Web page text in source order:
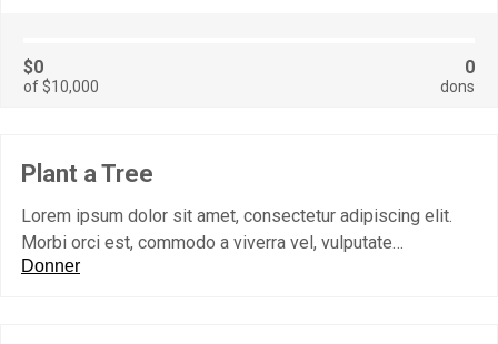
$0
of $10,000
0
dons
Plant a Tree
Lorem ipsum dolor sit amet, consectetur adipiscing elit.
Morbi orci est, commodo a viverra vel, vulputate…
Donner